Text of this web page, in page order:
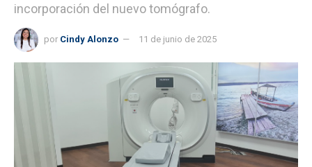
incorporación del nuevo tomógrafo.
por Cindy Alonzo 11 de junio de 2025